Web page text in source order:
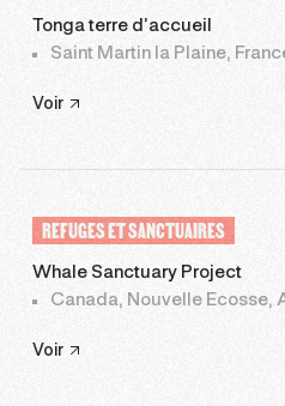
Tonga terre d’accueil
Saint Martin la Plaine,
Voir
REFUGES ET SANCTUAIRES
Whale Sanctuary Project
Canada, Nouvelle Ecosse,
Voir